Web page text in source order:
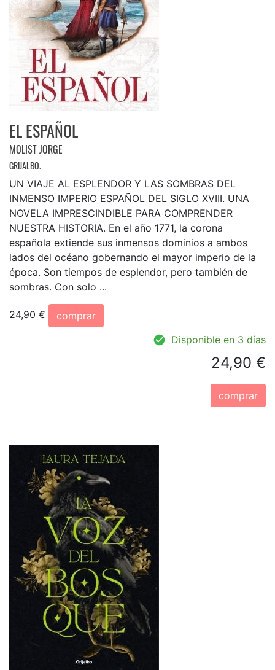
EL ESPAÑOL
MOLIST JORGE
GRIJALBO.
UN VIAJE AL ESPLENDOR Y LAS SOMBRAS DEL
INMENSO IMPERIO ESPAÑOL DEL SIGLO XVIII. UNA
NOVELA IMPRESCINDIBLE PARA COMPRENDER
NUESTRA HISTORIA. En el año 1771, la corona
española extiende sus inmensos dominios a ambos
lados del océano gobernando el mayor imperio de la
época. Son tiempos de esplendor, pero también de
sombras. Con solo ...
24,90 €
comprar
Disponible en 3 días
24,90 €
comprar